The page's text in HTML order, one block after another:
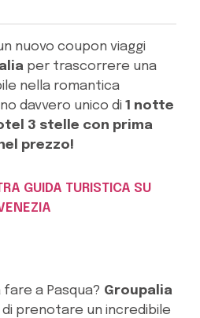
nuovo coupon viaggi
per trascorrere una
nella romantica
davvero unico di 1 notte
3 stelle con prima
prezzo!
GUIDA TURISTICA SU
fare a Pasqua? Groupalia
prenotare un incredibile